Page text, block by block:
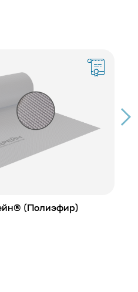
(Полиэфир)